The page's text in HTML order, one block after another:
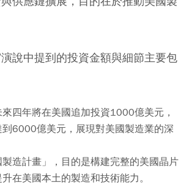
說中提到的投資金額與細節主要包
四年將在美國追加投資1000億美元，
6000億美元，展現對美國製造業的深
造計畫」，目的是構建完整的美國晶片
在美國本土的製造和技術能力。